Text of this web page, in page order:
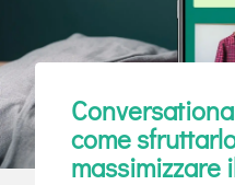
come
massimizzare